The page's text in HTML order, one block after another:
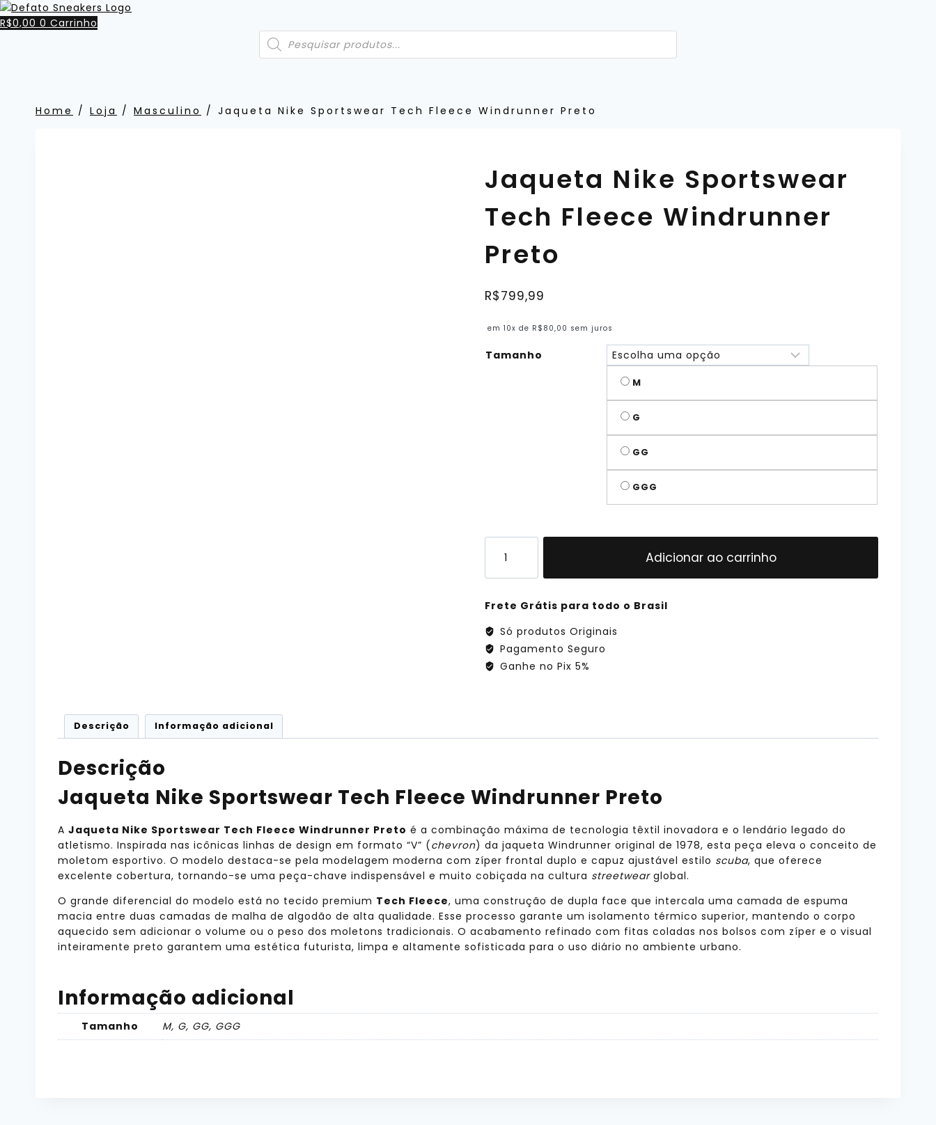
Pular
para
R$0,00 0 Carrinho
Pesquisar
produtos
Home / Loja / Masculino / Jaqueta Nike Sportswear Tech Fleece Windrunner Preto
Jaqueta Nike Sportswear
Tech Fleece Windrunner
Preto
R$799,99
em 10x de R$ 80,00 sem juros
Tamanho
M
G
GG
GGG
Nike
Sportswear
Fleece
Preto
quantidade
Adicionar ao carrinho
Frete Grátis para todo o Brasil
Só produtos Originais
Pagamento Seguro
Ganhe no Pix 5%
Descrição Informação adicional
Descrição
Jaqueta Nike Sportswear Tech Fleece Windrunner Preto
A Jaqueta Nike Sportswear Tech Fleece Windrunner Preto é a combinação máxima de tecnologia têxtil inovadora e o lendário legado do
atletismo. Inspirada nas icônicas linhas de design em formato “V” (chevron) da jaqueta Windrunner original de 1978, esta peça eleva o conceito de
moletom esportivo. O modelo destaca-se pela modelagem moderna com zíper frontal duplo e capuz ajustável estilo scuba, que oferece
excelente cobertura, tornando-se uma peça-chave indispensável e muito cobiçada na cultura streetwearglobal.
O grande diferencial do modelo está no tecido premium Tech Fleece, uma construção de dupla face que intercala uma camada de espuma
macia entre duas camadas de malha de algodão de alta qualidade. Esse processo garante um isolamento térmico superior, mantendo o corpo
aquecido sem adicionar o volume ou o peso dos moletons tradicionais. O acabamento refinado com fitas coladas nos bolsos com zíper e o visual
inteiramente preto garantem uma estética futurista, limpa e altamente sofisticada para o uso diário no ambiente urbano.
Informação adicional
Tamanho M, G, GG, GGG